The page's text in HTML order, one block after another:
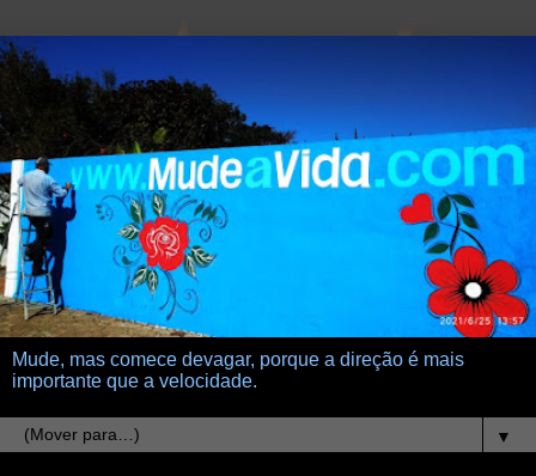
Mude, mas comece devagar, porque a direção é mais
importante que a velocidade.
▼